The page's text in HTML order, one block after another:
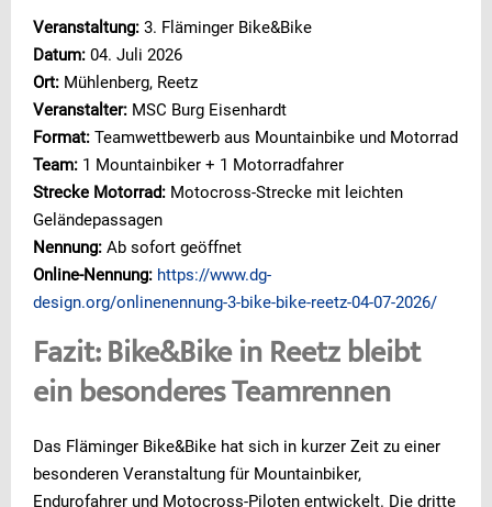
Veranstaltung: 3. Fläminger Bike&Bike
Datum: 04. Juli 2026
Ort: Mühlenberg, Reetz
Veranstalter: MSC Burg Eisenhardt
Format: Teamwettbewerb aus Mountainbike und Motorrad
Team: 1 Mountainbiker + 1 Motorradfahrer
Strecke Motorrad: Motocross-Strecke mit leichten
Geländepassagen
Nennung: Ab sofort geöffnet
Online-Nennung: https://www.dg-
design.org/onlinenennung-3-bike-bike-reetz-04-07-2026/
Fazit: Bike&Bike in Reetz bleibt
ein besonderes Teamrennen
Das Fläminger Bike&Bike hat sich in kurzer Zeit zu einer
besonderen Veranstaltung für Mountainbiker,
Endurofahrer und Motocross-Piloten entwickelt. Die dritte